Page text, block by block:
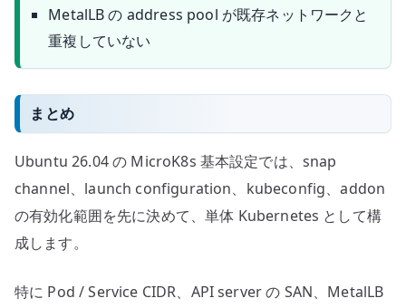
MetalLB の address pool が既存ネットワークと
重複していない
まとめ
Ubuntu 26.04 の MicroK8s 基本設定では、snap
channel、launch configuration、kubeconfig、addon
の有効化範囲を先に決めて、単体 Kubernetes として構
成します。
特に Pod / Service CIDR、API server の SAN、MetalLB